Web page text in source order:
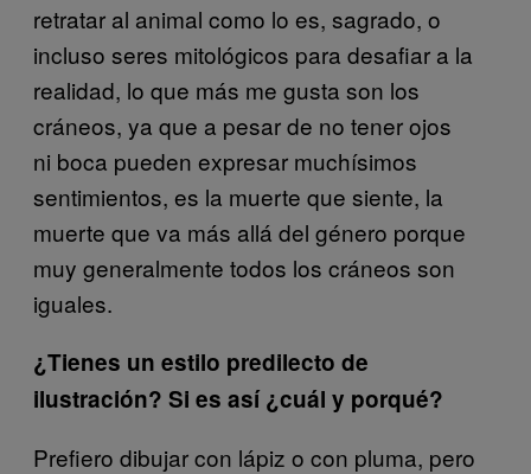
retratar al animal como lo es, sagrado, o
incluso seres mitológicos para desafiar a la
realidad, lo que más me gusta son los
cráneos, ya que a pesar de no tener ojos
ni boca pueden expresar muchísimos
sentimientos, es la muerte que siente, la
muerte que va más allá del género porque
muy generalmente todos los cráneos son
iguales.
¿Tienes un estilo predilecto de
ilustración? Si es así ¿cuál y porqué?
Prefiero dibujar con lápiz o con pluma, pero